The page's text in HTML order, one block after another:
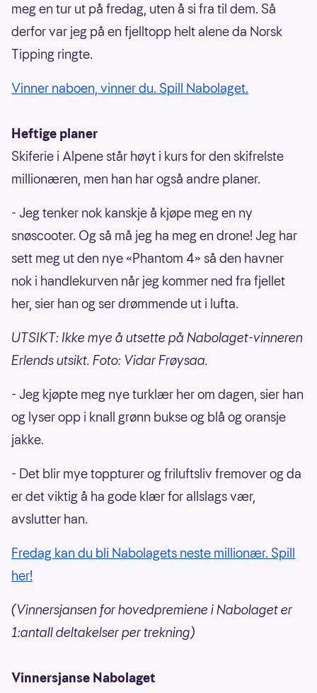
meg en tur ut på fredag, uten å si fra til dem. Så
derfor var jeg på en fjelltopp helt alene da Norsk
Tipping ringte.
Vinner naboen, vinner du. Spill Nabolaget.
Heftige planer
Skiferie i Alpene står høyt i kurs for den skifrelste
millionæren, men han har også andre planer.
- Jeg tenker nok kanskje å kjøpe meg en ny
snøscooter. Og så må jeg ha meg en drone! Jeg har
sett meg ut den nye «Phantom 4» så den havner
nok i handlekurven når jeg kommer ned fra fjellet
her, sier han og ser drømmende ut i lufta.
UTSIKT: Ikke mye å utsette på Nabolaget-vinneren
Erlends utsikt. Foto: Vidar Frøysaa.
- Jeg kjøpte meg nye turklær her om dagen, sier han
og lyser opp i knall grønn bukse og blå og oransje
jakke.
- Det blir mye toppturer og friluftsliv fremover og da
er det viktig å ha gode klær for allslags vær,
avslutter han.
Fredag kan du bli Nabolagets neste millionær. Spill
her!
(Vinnersjansen for hovedpremiene i Nabolaget er
1:antall deltakelser per trekning)
Vinnersjanse Nabolaget